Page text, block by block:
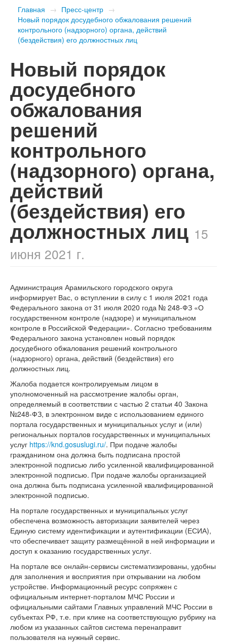
Главная → Пресс-центр →
Новый порядок досудебного обжалования решений
контрольного (надзорного) органа, действий
(бездействия) его должностных лиц
Новый порядок
досудебного
обжалования
решений
контрольного
(надзорного) органа,
действий
(бездействия) его
должностных лиц 15
июня 2021 г.
Администрация Арамильского городского округа
информирует Вас, о вступлении в силу с 1 июля 2021 года
Федерального закона от 31 июля 2020 года № 248-ФЗ «О
государственном контроле (надзоре) и муниципальном
контроле в Российской Федерации». Согласно требованиям
Федерального закона установлен новый порядок
досудебного обжалования решений контрольного
(надзорного) органа, действий (бездействия) его
должностных лиц.
Жалоба подается контролируемым лицом в
уполномоченный на рассмотрение жалобы орган,
определяемый в соответствии с частью 2 статьи 40 Закона
№248-ФЗ, в электронном виде с использованием единого
портала государственных и муниципальных услуг и (или)
региональных порталов государственных и муниципальных
услуг https://knd.gosuslugi.ru/. При подаче жалобы
гражданином она должна быть подписана простой
электронной подписью либо усиленной квалифицированной
электронной подписью. При подаче жалобы организацией
она должна быть подписана усиленной квалифицированной
электронной подписью.
На портале государственных и муниципальных услуг
обеспечена возможность авторизации заявителей через
Единую систему идентификации и аутентификации (ЕСИА),
что обеспечивает защиту размещённой в ней информации и
доступ к оказанию государственных услуг.
На портале все онлайн-сервисы систематизированы, удобны
для заполнения и восприятия при открывании на любом
устройстве. Информационный ресурс сопряжен с
официальным интернет-порталом МЧС России и
официальными сайтами Главных управлений МЧС России в
субъектах РФ, т.е. при клике на соответствующую рубрику на
любом из указанных сайтов система перенаправит
пользователя на нужный сервис.